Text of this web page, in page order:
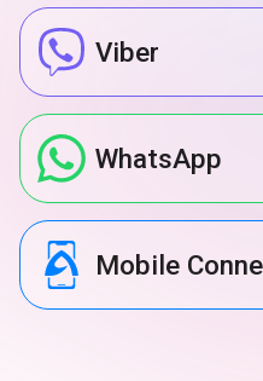
Viber
WhatsApp
Mobile